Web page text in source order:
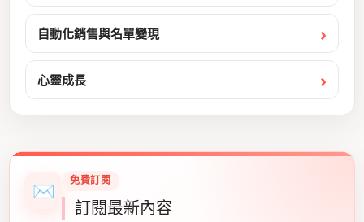
自動化銷售與名單變現
心靈成長
✉ 免費訂閱
訂閱最新內容